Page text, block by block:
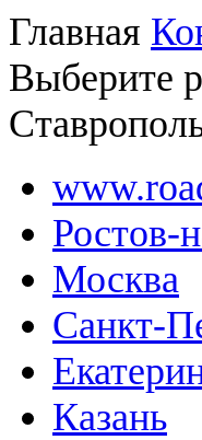
Главная
Выберите
Ростов-
Москва
Санкт-
Казань